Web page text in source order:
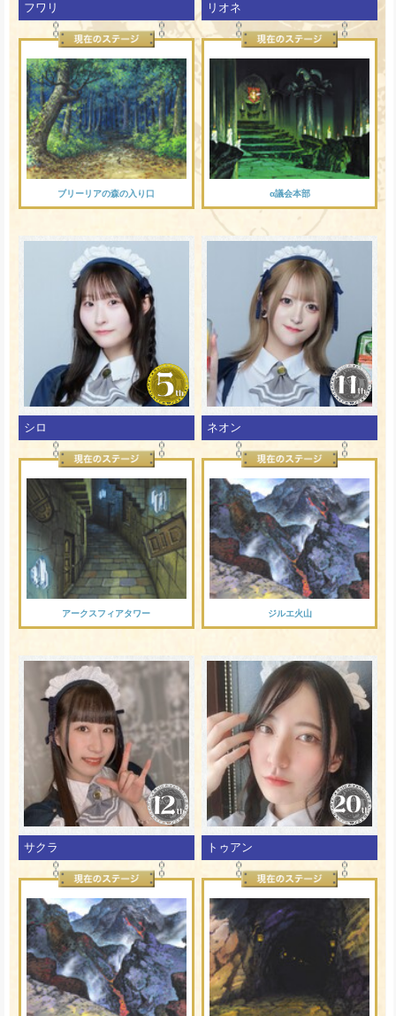
フワリ
ブリーリアの森の入り口
リオネ
α議会本部
シロ
アークスフィアタワー
ネオン
ジルエ火山
サクラ トゥアン